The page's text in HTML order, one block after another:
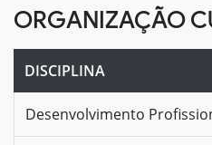
ORGANIZAÇÃO
DISCIPLINA
Desenvolvimento